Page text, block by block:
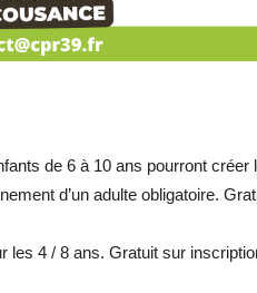
Hebdo39
de 6 à 10 ans pourront créer
d’un adulte obligatoire.
les 4 / 8 ans. Gratuit sur